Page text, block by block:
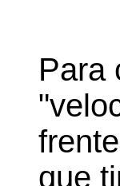
Para
que